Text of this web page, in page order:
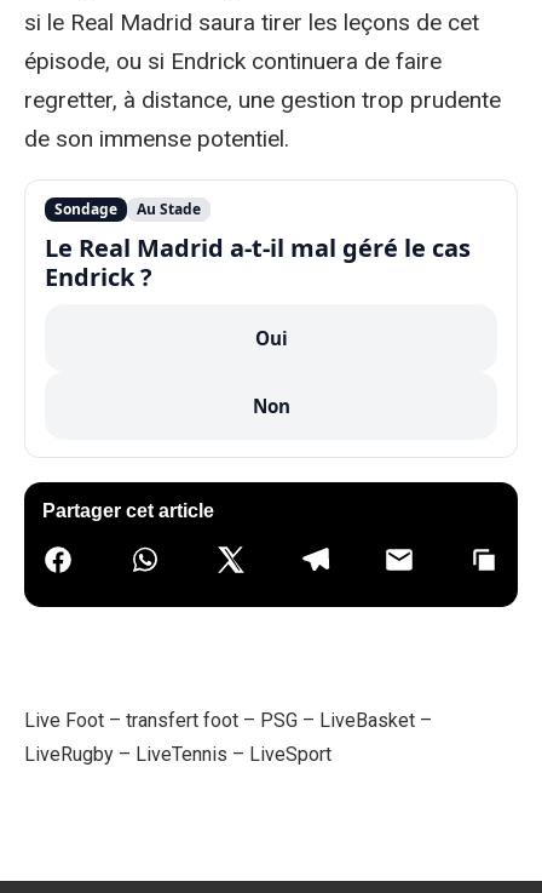
si le Real Madrid saura tirer les leçons de cet
épisode, ou si Endrick continuera de faire
regretter, à distance, une gestion trop prudente
de son immense potentiel.
Sondage Au Stade
Le Real Madrid a-t-il mal géré le cas
Endrick ?
Oui
Non
Partager cet article
Live Foot – transfert foot – PSG – LiveBasket –
LiveRugby – LiveTennis – LiveSport